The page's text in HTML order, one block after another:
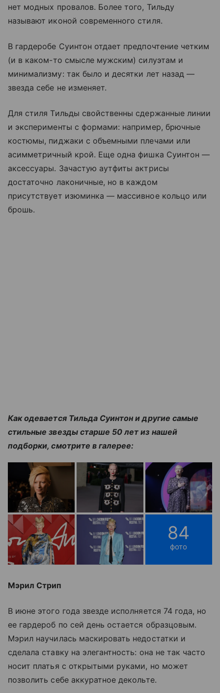
нет модных провалов. Более того, Тильду
называют иконой современного стиля.
В гардеробе Суинтон отдает предпочтение четким
(и в каком-то смысле мужским) силуэтам и
минимализму: так было и десятки лет назад —
звезда себе не изменяет.
Для стиля Тильды свойственны сдержанные линии
и эксперименты с формами: например, брючные
костюмы, пиджаки с объемными плечами или
асимметричный крой. Еще одна фишка Суинтон —
аксессуары. Зачастую аутфиты актрисы
достаточно лаконичные, но в каждом
присутствует изюминка — массивное кольцо или
брошь.
Как одевается Тильда Суинтон и другие самые
стильные звезды старше 50 лет из нашей
подборки, смотрите в галерее:
84
фото
Мэрил Стрип
В июне этого года звезде исполняется 74 года, но
ее гардероб по сей день остается образцовым.
Мэрил научилась маскировать недостатки и
сделала ставку на элегантность: она не так часто
носит платья с открытыми руками, но может
позволить себе аккуратное декольте.